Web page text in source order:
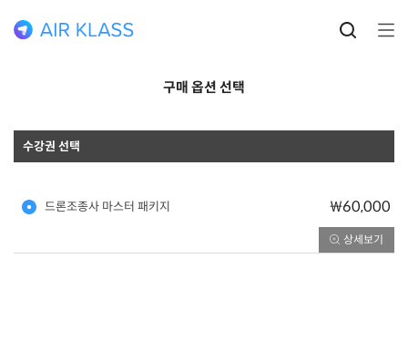
구매 옵션 선택
수강권 선택
드론조종사 마스터 패키지 ₩60,000
상세보기